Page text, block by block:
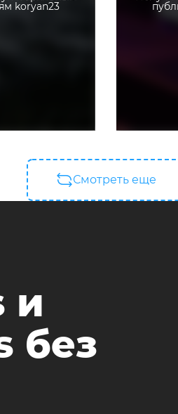
koryan23
Смотреть еще
и
без